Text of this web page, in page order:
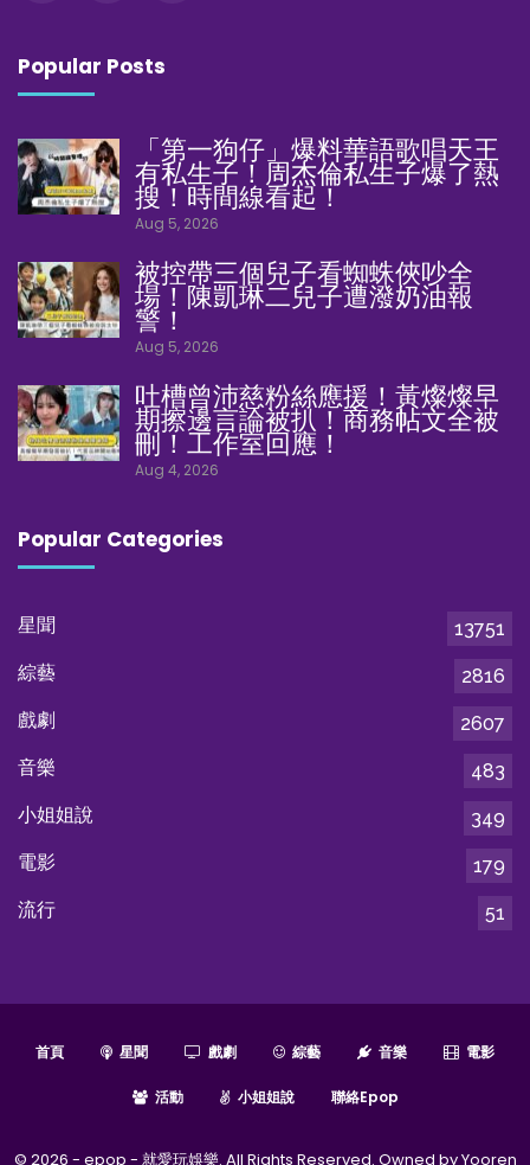
Popular Posts
「第一狗仔」爆料華語歌唱天王
有私生子！周杰倫私生子爆了熱
搜！時間線看起！
Aug 5, 2026
被控帶三個兒子看蜘蛛俠吵全
場！陳凱琳二兒子遭潑奶油報
警！
Aug 5, 2026
吐槽曾沛慈粉絲應援！黃燦燦早
期擦邊言論被扒！商務帖文全被
刪！工作室回應！
Aug 4, 2026
Popular Categories
星聞
13751
綜藝
2816
戲劇
2607
音樂
483
小姐姐說
349
電影
179
流行
51
首頁 星聞 戲劇 綜藝 音樂 電影
活動 小姐姐說 聯絡epop
© 2026 - epop - 就愛玩娛樂. All Rights Reserved. Owned by Yooren